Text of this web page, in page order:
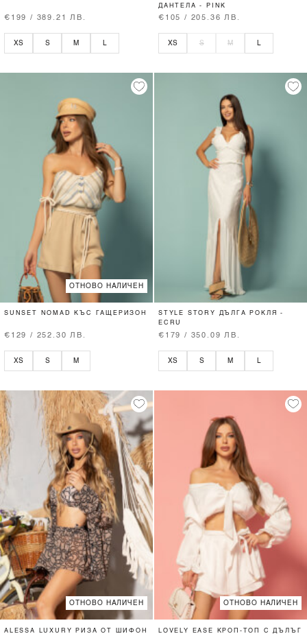
€199 / 389.21 ЛВ.
XS S M L
ДАНТЕЛА - PINK
€105 / 205.36 ЛВ.
XS S M L
ОТНОВО НАЛИЧЕН
SUNSET NOMAD КЪС ГАЩЕРИЗОН
€129 / 252.30 ЛВ.
XS S M
STYLE STORY ДЪЛГА РОКЛЯ -
ECRU
€179 / 350.09 ЛВ.
XS S M
ОТНОВО НАЛИЧЕН
ALESSA LUXURY РИЗА ОТ ШИФОН
ОТНОВО НАЛИЧЕН
LOVELY EASE КРОП-ТОП С ДЪЛЪГ